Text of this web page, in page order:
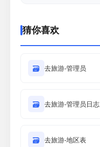
猜你喜欢
🗃 去旅游-管理员
🗃 去旅游-管理员日志
🗃 去旅游-地区表